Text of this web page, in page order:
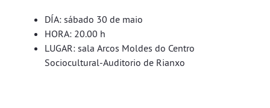
DÍA: sábado 30 de maio
HORA: 20.00 h
LUGAR: sala Arcos Moldes do Centro
Sociocultural-Auditorio de Rianxo